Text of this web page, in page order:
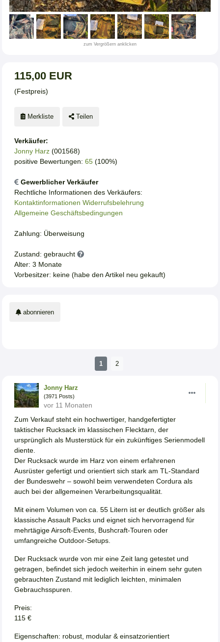
zum Vergrößern anklicken
115,00 EUR
(Festpreis)
Merkliste Teilen
Verkäufer:
Jonny Harz (001568)
positive Bewertungen: 65 (100%)
Gewerblicher Verkäufer
Rechtliche Informationen des Verkäufers:
Kontaktinformationen Widerrufsbelehrung
Allgemeine Geschäftsbedingungen
Zahlung: Überweisung
Zustand: gebraucht
Alter: 3 Monate
Vorbesitzer: keine (habe den Artikel neu gekauft)
abonnieren
1 2
Jonny Harz
(3971 Posts)
vor 11 Monaten
Zum Verkauf steht ein hochwertiger, handgefertigter
taktischer Rucksack im klassischen Flecktarn, der
ursprünglich als Musterstück für ein zukünftiges Serienmodell
diente.
Der Rucksack wurde im Harz von einem erfahrenen
Ausrüster gefertigt und orientiert sich stark am TL-Standard
der Bundeswehr – sowohl beim verwendeten Cordura als
auch bei der allgemeinen Verarbeitungsqualität.
Mit einem Volumen von ca. 55 Litern ist er deutlich größer als
klassische Assault Packs und eignet sich hervorragend für
mehrtägige Airsoft-Events, Bushcraft-Touren oder
umfangreiche Outdoor-Setups.
Der Rucksack wurde von mir eine Zeit lang getestet und
getragen, befindet sich jedoch weiterhin in einem sehr guten
gebrauchten Zustand mit lediglich leichten, minimalen
Gebrauchsspuren.
Preis:
115 €
Eigenschaften: robust, modular & einsatzorientiert